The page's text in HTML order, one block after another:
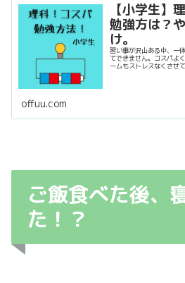
【小学生】
勉強方は？
け。
習い事が沢山ある中、一
てできません。コスパよ
ームもストレスなくさせ
offuu.com
ご飯食べた後、
た！？